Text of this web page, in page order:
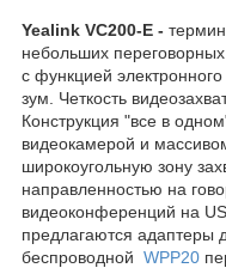
Yealink VC200-E -
небольших
с функцией
зум. Четкость
Конструкция "все в
видеокамерой и
широкоугольную зону
направленностью на
видеоконференций на
предлагаются адаптеры
беспроводной WPP20